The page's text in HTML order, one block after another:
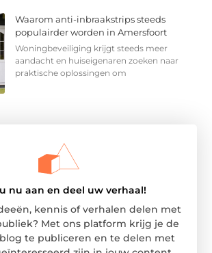
Waarom anti-inbraakstrips steeds
populairder worden in Amersfoort
Woningbeveiliging krijgt steeds meer
aandacht en huiseigenaren zoeken naar
praktische oplossingen om
nu aan en deel uw verhaal!
kennis of verhalen delen met
Met ons platform krijg je de
te publiceren en te delen met